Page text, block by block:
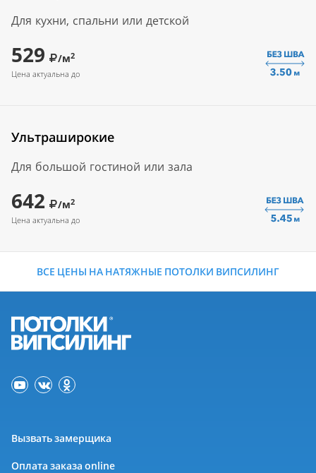
Для кухни, спальни или детской
529 /м2
Цена актуальна до
Ультраширокие
Для большой гостиной или зала
642 /м2
Цена актуальна до
ВСЕ ЦЕНЫ НА НАТЯЖНЫЕ ПОТОЛКИ ВИПСИЛИНГ
Вызвать замерщика
Оплата заказа online